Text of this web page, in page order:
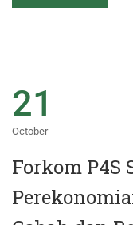
21
October
Forkom P4S